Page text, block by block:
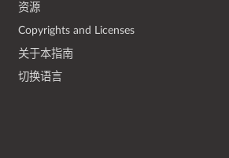
资源
Copyrights and Licenses
关于本指南
切换语言